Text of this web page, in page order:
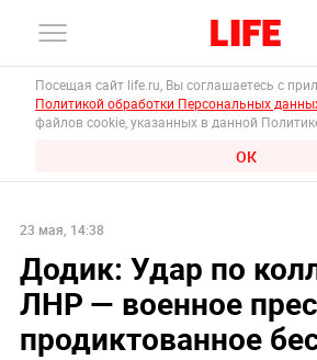
Посещая сайт life.ru, Вы соглашаетесь с
Политикой обработки Персональных
файлов cookie, указанных в данной
ОК
23 мая, 14:38
Додик: Удар по
ЛНР — военное
продиктованное